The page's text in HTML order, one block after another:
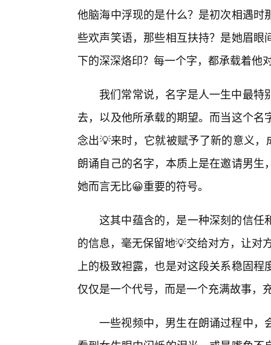
他脑海中浮现的是什么？是初次相遇
些欢声笑语，那些相互扶持？是她眉
下的深深烙印？每一个字，都承载着他
我们常常说，名字是人一生中最
去，以及他所承载的期望。而当这个
念出💡来时，它就被赋予了新的意义
朗诵自己的名字，本质上是在邀请男
她而言无比😀重要的符号。
这其中蕴含的，是一种深刻的信任
的信息，毫无保留地💡交给对方，让对
上的极致袒露，也是对这段关系稳固
仅仅是一个代号，而是一个充满故事，
一些视频中，男生在朗诵过程中，